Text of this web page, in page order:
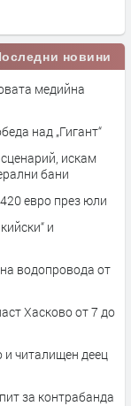
новини
медийна
над „Гигант“
искам
бани
евро през юли
и
водопровода от
Хасково от 7 до
читалищен деец
за контрабанда